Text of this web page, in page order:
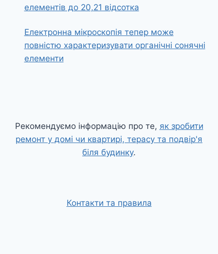
елементів до 20,21 відсотка
Електронна мікроскопія тепер може
повністю характеризувати органічні сонячні
елементи
Рекомендуємо інформацію про те, як зробити
ремонт у домі чи квартирі, терасу та подвір'я
біля будинку.
Контакти та правила